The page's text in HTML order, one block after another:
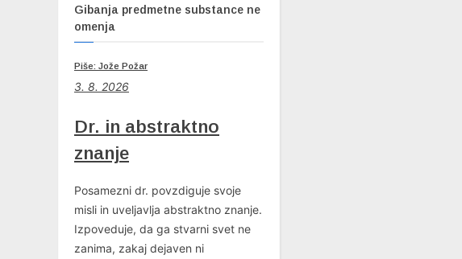
Gibanja predmetne substance ne
omenja
Piše: Jože Požar
3. 8. 2026
Dr. in abstraktno
znanje
Posamezni dr. povzdiguje svoje
misli in uveljavlja abstraktno znanje.
Izpoveduje, da ga stvarni svet ne
zanima, zakaj dejaven ni